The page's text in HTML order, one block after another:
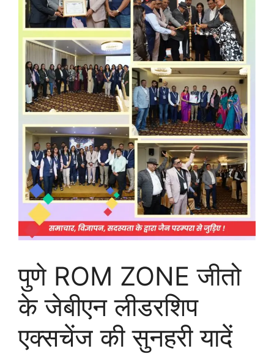
पुणे ROM ZONE जीतो
के जेबीएन लीडरशिप
एक्सचेंज की सुनहरी यादें